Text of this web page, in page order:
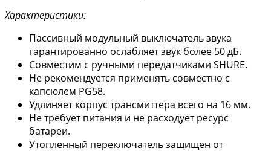
Характеристики:
Пассивный модульный выключатель звука
гарантированно ослабляет звук более 50 дБ.
Совместим с ручными передатчиками SHURE.
Не рекомендуется применять совместно с
капсюлем PG58.
Удлиняет корпус трансмиттера всего на 16 мм.
Не требует питания и не расходует ресурс
батареи.
Утопленный переключатель защищен от